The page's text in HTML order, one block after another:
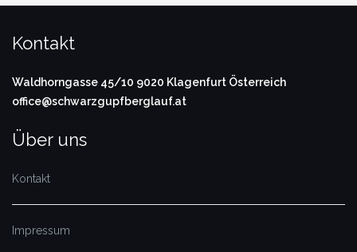
Kontakt
Waldhorngasse 45/10 9020 Klagenfurt Österreich
office@schwarzgupfberglauf.at
Über uns
Kontakt
Impressum